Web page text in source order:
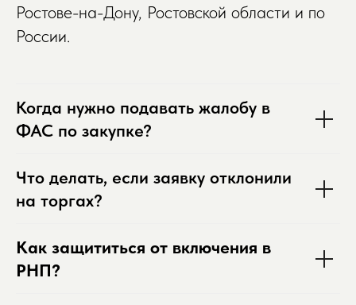
Ростове-на-Дону, Ростовской области и по
России.
Когда нужно подавать жалобу в
ФАС по закупке?
Что делать, если заявку отклонили
на торгах?
Как защититься от включения в
РНП?